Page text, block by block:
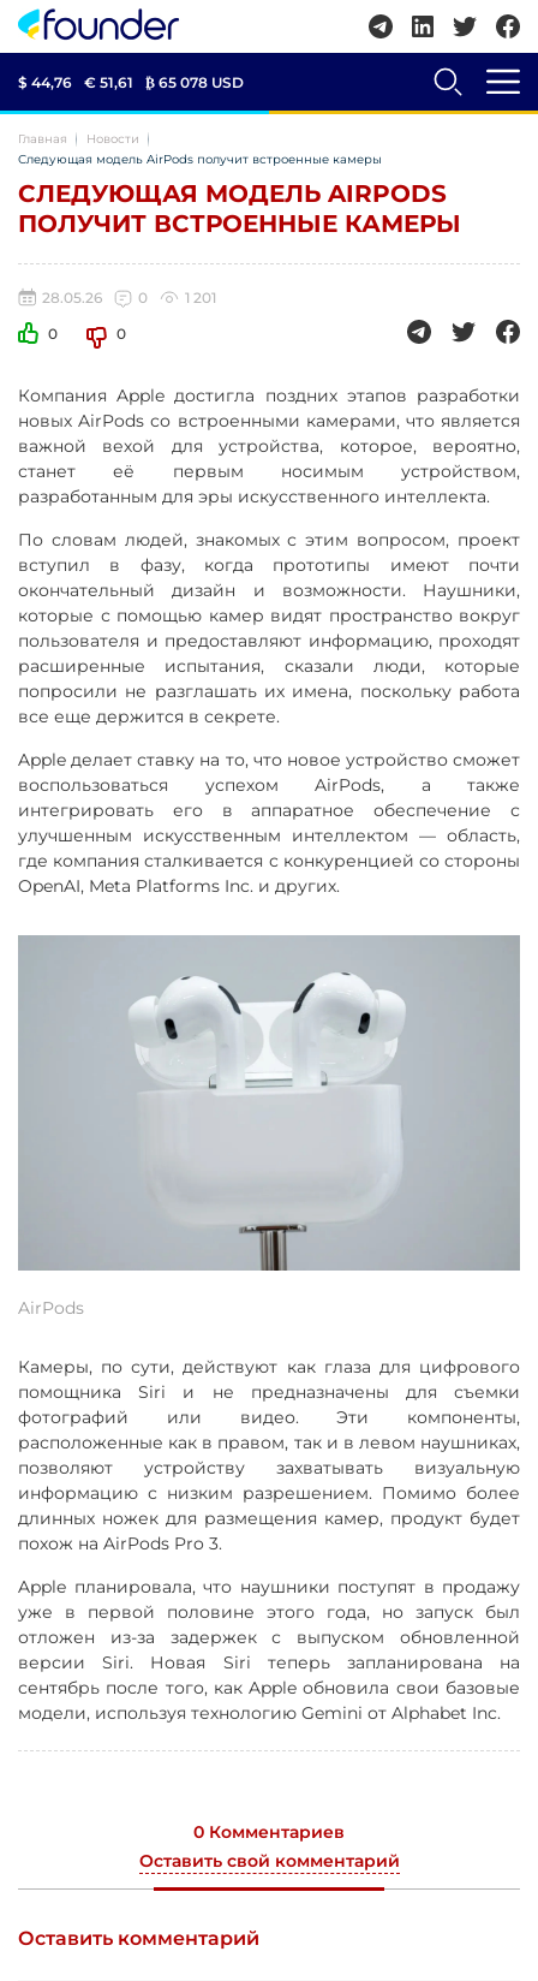
$ 44,76 € 51,61 ₿ 65 078 USD
Главная
Новости
Следующая модель AirPods получит встроенные камеры
СЛЕДУЮЩАЯ МОДЕЛЬ AIRPODS
ПОЛУЧИТ ВСТРОЕННЫЕ КАМЕРЫ
28.05.26 0
1 201
0
0
Компания Apple достигла поздних этапов разработки
новых AirPods со встроенными камерами, что является
важной вехой для устройства, которое, вероятно,
станет её первым носимым устройством,
разработанным для эры искусственного интеллекта.
По словам людей, знакомых с этим вопросом, проект
вступил в фазу, когда прототипы имеют почти
окончательный дизайн и возможности. Наушники,
которые с помощью камер видят пространство вокруг
пользователя и предоставляют информацию, проходят
расширенные испытания, сказали люди, которые
попросили не разглашать их имена, поскольку работа
все еще держится в секрете.
Apple делает ставку на то, что новое устройство сможет
воспользоваться успехом AirPods, а также
интегрировать его в аппаратное обеспечение с
улучшенным искусственным интеллектом — область,
где компания сталкивается с конкуренцией со стороны
OpenAI, Meta Platforms Inc. и других.
AirPods
Камеры, по сути, действуют как глаза для цифрового
помощника Siri и не предназначены для съемки
фотографий или видео. Эти компоненты,
расположенные как в правом, так и в левом наушниках,
позволяют устройству захватывать визуальную
информацию с низким разрешением. Помимо более
длинных ножек для размещения камер, продукт будет
похож на AirPods Pro 3.
Apple планировала, что наушники поступят в продажу
уже в первой половине этого года, но запуск был
отложен из-за задержек с выпуском обновленной
версии Siri. Новая Siri теперь запланирована на
сентябрь после того, как Apple обновила свои базовые
модели, используя технологию Gemini от Alphabet Inc.
0 Комментариев
Оставить свой комментарий
Оставить комментарий